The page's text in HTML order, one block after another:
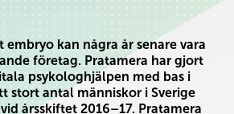
embryo kan några år senare vara
företag. Pratamera har gjort
psykologhjälpen med bas i
stort antal människor i Sverige
årsskiftet 2016–17. Pratamera